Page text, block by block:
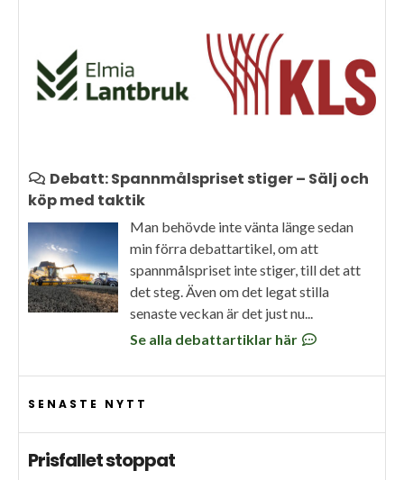
Debatt: Spannmålspriset stiger – Sälj och
köp med taktik
Man behövde inte vänta länge sedan
min förra debattartikel, om att
spannmålspriset inte stiger, till det att
det steg. Även om det legat stilla
senaste veckan är det just nu...
Se alla debattartiklar här
SENASTE NYTT
Prisfallet stoppat